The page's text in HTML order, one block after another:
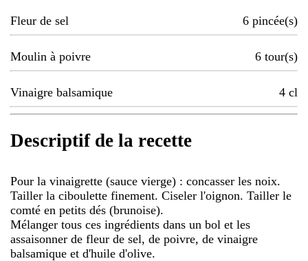
Fleur de sel 6 pincée(s)
Moulin à poivre 6 tour(s)
Vinaigre balsamique 4 cl
Descriptif de la recette
Pour la vinaigrette (sauce vierge) : concasser les noix.
Tailler la ciboulette finement. Ciseler l'oignon. Tailler le
comté en petits dés (brunoise).
Mélanger tous ces ingrédients dans un bol et les
assaisonner de fleur de sel, de poivre, de vinaigre
balsamique et d'huile d'olive.